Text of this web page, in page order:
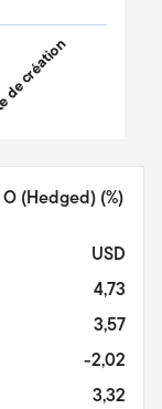
création
(Hedged) (%)
USD
4,73
3,57
-2,02
3,32